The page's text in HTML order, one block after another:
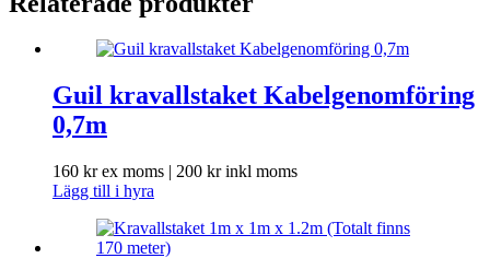
Guil kravallstaket Kabelgenomföring
0,7m
160 krex moms | 200 krinkl moms
Lägg till i hyra